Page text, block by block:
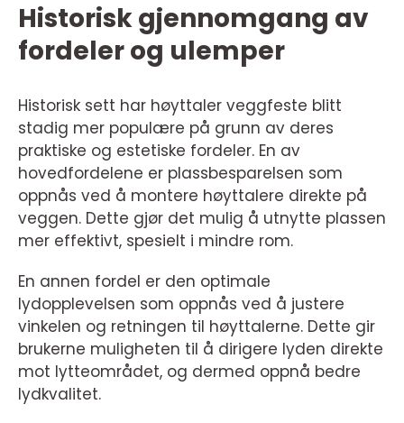
Historisk gjennomgang av
fordeler og ulemper
Historisk sett har høyttaler veggfeste blitt
stadig mer populære på grunn av deres
praktiske og estetiske fordeler. En av
hovedfordelene er plassbesparelsen som
oppnås ved å montere høyttalere direkte på
veggen. Dette gjør det mulig å utnytte plassen
mer effektivt, spesielt i mindre rom.
En annen fordel er den optimale
lydopplevelsen som oppnås ved å justere
vinkelen og retningen til høyttalerne. Dette gir
brukerne muligheten til å dirigere lyden direkte
mot lytteområdet, og dermed oppnå bedre
lydkvalitet.